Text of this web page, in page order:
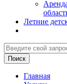
Летние
Главная